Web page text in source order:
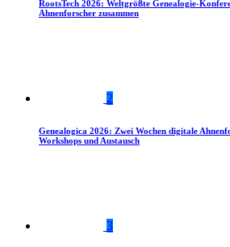
RootsTech 2026: Weltgrößte Genealogie-
Ahnenforscher zusammen
2
Genealogica 2026: Zwei Wochen digitale
Workshops und Austausch
3